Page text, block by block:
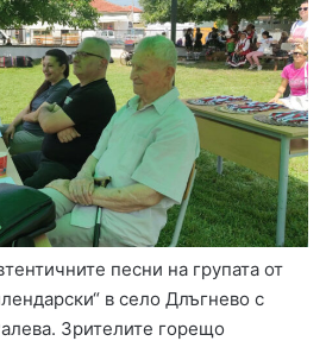
песни на групата от
в село Длъгнево с
Зрителите горещо